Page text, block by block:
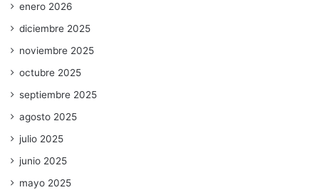
enero 2026
diciembre 2025
noviembre 2025
octubre 2025
septiembre 2025
agosto 2025
julio 2025
junio 2025
mayo 2025